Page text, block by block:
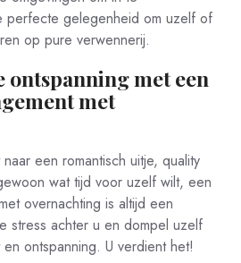
perfecte gelegenheid om uzelf of
op pure verwennerij.
ontspanning met een
met
een romantisch uitje, quality
wat tijd voor uzelf wilt, een
overnachting is altijd een
stress achter u en dompel uzelf
ontspanning. U verdient het!